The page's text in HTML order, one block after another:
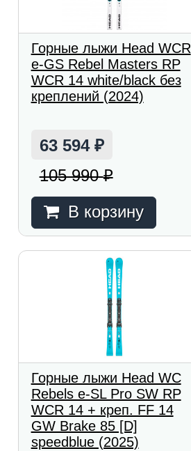
Горные лыжи Head WCR
e-GS Rebel Masters RP
WCR 14 white/black без
креплений (2024)
63 594 ₽
105 990₽
В корзину
Горные лыжи Head WC
Rebels e-SL Pro SW RP
WCR 14 + креп. FF 14
GW Brake 85 [D]
speedblue (2025)